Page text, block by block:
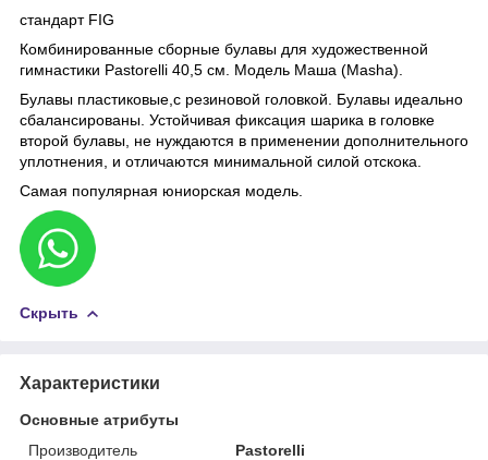
стандарт FIG
Комбинированные сборные булавы для художественной
гимнастики Pastorelli 40,5 cм. Модель Маша (Masha).
Булавы пластиковые,с резиновой головкой. Булавы идеально
сбалансированы. Устойчивая фиксация шарика в головке
второй булавы, не нуждаются в применении дополнительного
уплотнения, и отличаются минимальной силой отскока.
Самая популярная юниорская модель.
Скрыть
Характеристики
Основные атрибуты
Производитель
Pastorelli